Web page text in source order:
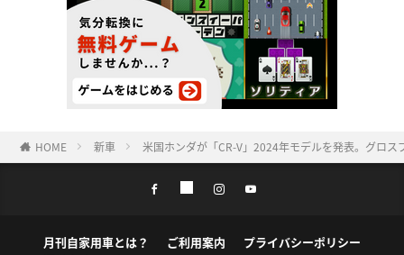
HOME 新車 米国ホンダが「CR-V」2024年モデルを発表。グロ
月刊自家用車とは？ ご利用案内
プライバシーポリシー